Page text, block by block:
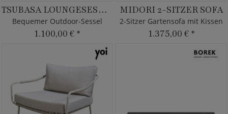
TSUBASA LOUNGESESSEL
Bequemer Outdoor-Sessel
1.100,00 € *
MIDORI 2-SITZER SOFA
2-Sitzer Gartensofa mit Kissen
1.375,00 € *